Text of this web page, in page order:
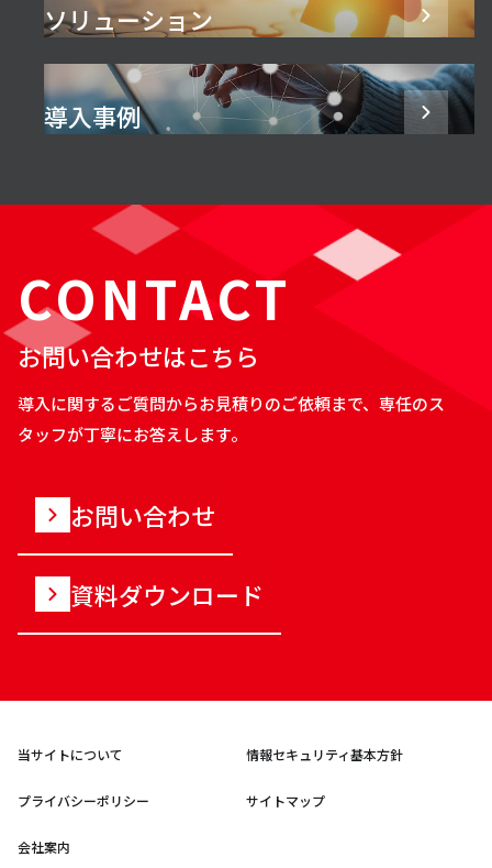
ソリューション
導入事例
CONTACT
お問い合わせはこちら
導入に関するご質問からお見積りのご依頼まで、専任のス
タッフが丁寧にお答えします。
お問い合わせ
資料ダウンロード
当サイトについて 情報セキュリティ基本方針
プライバシーポリシー サイトマップ
会社案内